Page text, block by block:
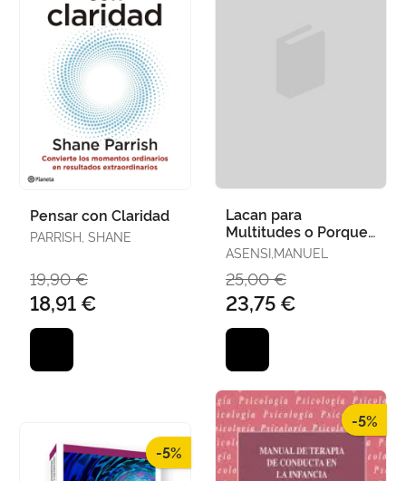
Pensar con Claridad
PARRISH, SHANE
19,90 €
18,91 €
Lacan para
Multitudes o Porque
no se Puede Vivir sin
ASENSI,MANUEL
25,00 €
23,75 €
-5%
-5%